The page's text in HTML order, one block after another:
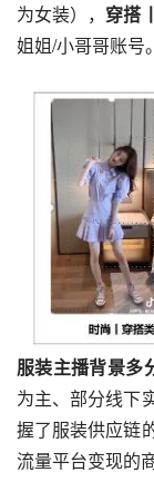
为女装），穿搭
姐姐/小哥哥账号。
服装主播背景多
为主、部分线下
握了服装供应链
流量平台变现的